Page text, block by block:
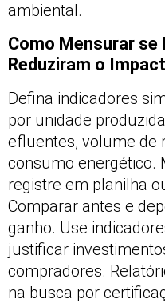
ambiental.
Como Mensurar se
Reduziram o
Defina indicadores
por unidade
efluentes, volume de
consumo energético.
registre em planilha
Comparar antes e
ganho. Use
justificar
compradores.
na busca por